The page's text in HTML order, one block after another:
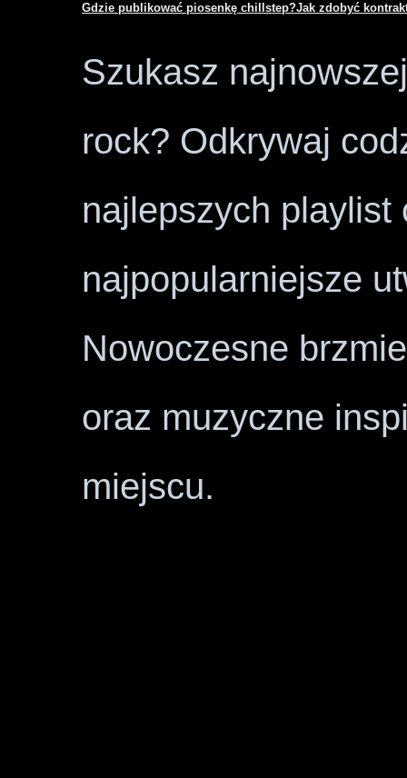
Gdzie publikować piosenkę chillstep?Jak zdobyć
Szukasz
rock? Odkrywaj
najlepszych playlist
najpopularniejsze
Nowoczesne
oraz muzyczne
miejscu.